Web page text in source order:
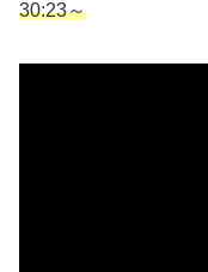
30:23～